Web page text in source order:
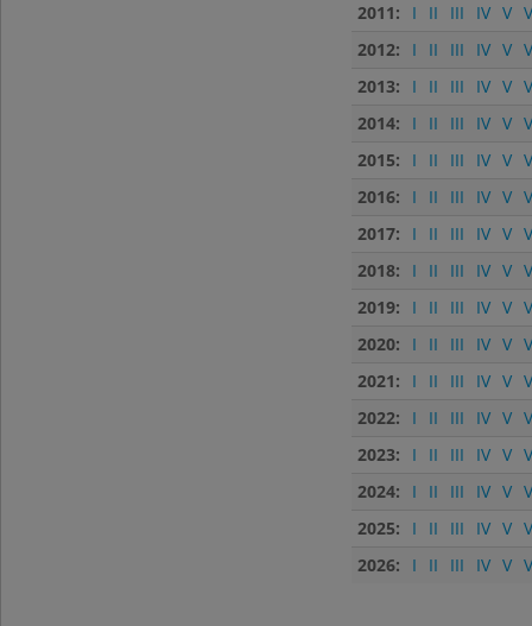
2011:
I II III IV V
2012:
I II III IV V
2013:
I II III IV V
2014:
I II III IV V
2015:
I II III IV V
2016:
I II III IV V
2017:
I II III IV V
2018:
I II III IV V
2019:
I II III IV V
2020:
I II III IV V
2021:
I II III IV V
2022:
I II III IV V
2023:
I II III IV V
2024:
I II III IV V
2025:
I II III IV V
2026:
I II III IV V